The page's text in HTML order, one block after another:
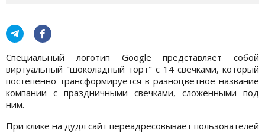
Специальный логотип Google представляет собой
виртуальный "шоколадный торт" с 14 свечками, который
постепенно трансформируется в разноцветное название
компании с праздничными свечками, сложенными под
ним.
При клике на дудл сайт переадресовывает пользователей